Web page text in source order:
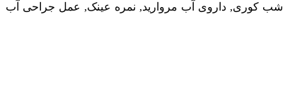
شب کوری, داروی آب مروارید, نمره عینک, عمل جراحی آب